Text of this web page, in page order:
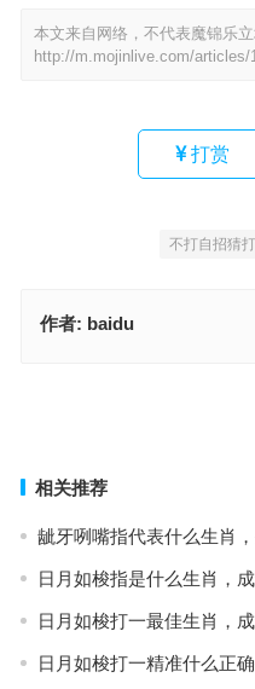
本文来自网络，不代表魔锦乐
http://m.mojinlive.com/articles/
打赏
不打自招猜
作者: baidu
相关推荐
龇牙咧嘴指代表什么生肖
日月如梭指是什么生肖，
日月如梭打一最佳生肖，
日月如梭打一精准什么正